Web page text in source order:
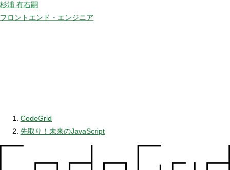
杉浦 有右嗣
フロントエンド・エンジニア
CodeGrid
先取り！未来のJavaScript